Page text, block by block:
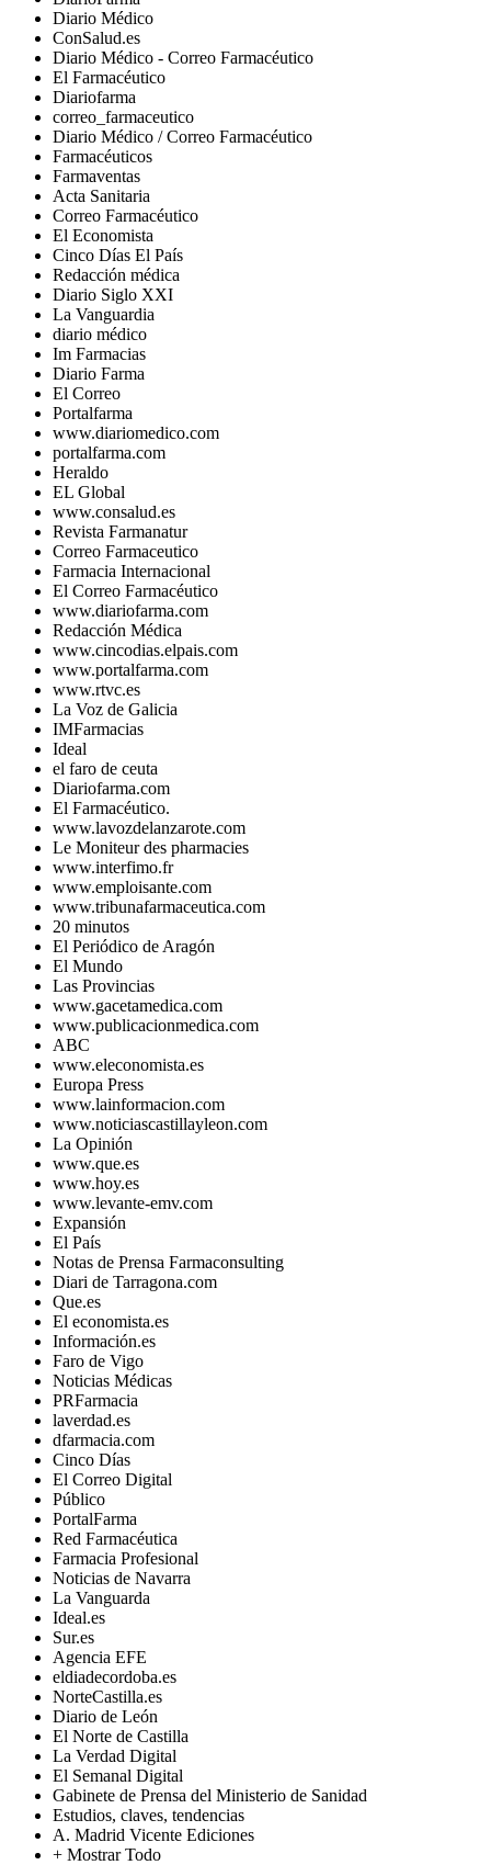
Diario Médico
ConSalud.es
Diario Médico - Correo Farmacéutico
El Farmacéutico
Diariofarma
correo_farmaceutico
Diario Médico / Correo Farmacéutico
Farmacéuticos
Farmaventas
Acta Sanitaria
Correo Farmacéutico
El Economista
Cinco Días El País
Redacción médica
Diario Siglo XXI
La Vanguardia
diario médico
Im Farmacias
Diario Farma
El Correo
Portalfarma
www.diariomedico.com
portalfarma.com
Heraldo
EL Global
www.consalud.es
Revista Farmanatur
Correo Farmaceutico
Farmacia Internacional
El Correo Farmacéutico
www.diariofarma.com
Redacción Médica
www.cincodias.elpais.com
www.portalfarma.com
www.rtvc.es
La Voz de Galicia
IMFarmacias
Ideal
el faro de ceuta
Diariofarma.com
El Farmacéutico.
www.lavozdelanzarote.com
Le Moniteur des pharmacies
www.interfimo.fr
www.emploisante.com
www.tribunafarmaceutica.com
20 minutos
El Periódico de Aragón
El Mundo
Las Provincias
www.gacetamedica.com
www.publicacionmedica.com
ABC
www.eleconomista.es
Europa Press
www.lainformacion.com
www.noticiascastillayleon.com
La Opinión
www.que.es
www.hoy.es
www.levante-emv.com
Expansión
El País
Notas de Prensa Farmaconsulting
Diari de Tarragona.com
Que.es
El economista.es
Información.es
Faro de Vigo
Noticias Médicas
PRFarmacia
laverdad.es
dfarmacia.com
Cinco Días
El Correo Digital
Público
PortalFarma
Red Farmacéutica
Farmacia Profesional
Noticias de Navarra
La Vanguarda
Ideal.es
Sur.es
Agencia EFE
eldiadecordoba.es
NorteCastilla.es
Diario de León
El Norte de Castilla
La Verdad Digital
El Semanal Digital
Gabinete de Prensa del Ministerio de Sanidad
Estudios, claves, tendencias
A. Madrid Vicente Ediciones
+ Mostrar Todo